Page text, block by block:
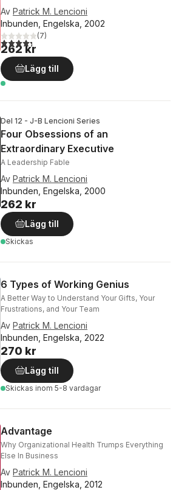
Av Patrick M. Lencioni
Inbunden, Engelska, 2002
4,3utav 5 stjärnor. Totalt antal röster:
(7)
262 kr
Lägg till
Del 12 - J-B Lencioni Series
Four Obsessions of an
Extraordinary Executive
A Leadership Fable
Av Patrick M. Lencioni
Inbunden, Engelska, 2000
262 kr
Lägg till
Skickas
6 Types of Working Genius
A Better Way to Understand Your Gifts, Your
Frustrations, and Your Team
Av Patrick M. Lencioni
Inbunden, Engelska, 2022
270 kr
Lägg till
Skickas inom 5-8 vardagar
Advantage
Why Organizational Health Trumps Everything
Else In Business
Av Patrick M. Lencioni
Inbunden, Engelska, 2012